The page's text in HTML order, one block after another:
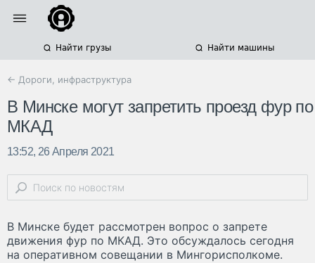
Найти грузы Найти машины
← Дороги, инфраструктура
В Минске могут запретить проезд фур по
МКАД
13:52, 26 Апреля 2021
В Минске будет рассмотрен вопрос о запрете
движения фур по МКАД. Это обсуждалось сегодня
на оперативном совещании в Мингорисполкоме.